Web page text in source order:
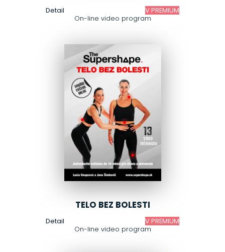
On-line video program
Detail V PREMIUM
TELO BEZ BOLESTI
On-line video program
Detail V PREMIUM